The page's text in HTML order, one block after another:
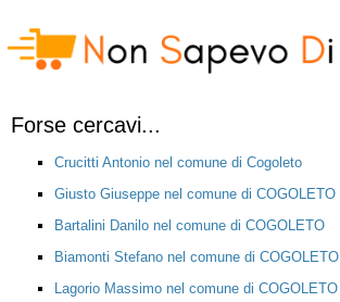
Forse cercavi...
Crucitti Antonio nel comune di Cogoleto
Giusto Giuseppe nel comune di COGOLETO
Bartalini Danilo nel comune di COGOLETO
Biamonti Stefano nel comune di COGOLETO
Lagorio Massimo nel comune di COGOLETO